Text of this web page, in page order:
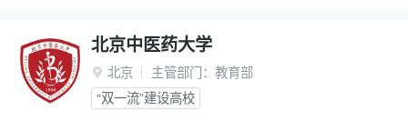
北京中医药大学
 北京 主管部门： 教育部
“双一流”建设高校